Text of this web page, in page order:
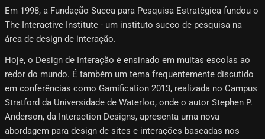
Em 1998, a Fundação Sueca para Pesquisa Estratégica fundou o
The Interactive Institute - um instituto sueco de pesquisa na
área de design de interação.
Hoje, o Design de Interação é ensinado em muitas escolas ao
redor do mundo. É também um tema frequentemente discutido
em conferências como Gamification 2013, realizada no Campus
Stratford da Universidade de Waterloo, onde o autor Stephen P.
Anderson, da Interaction Designs, apresenta uma nova
abordagem para design de sites e interações baseadas nos